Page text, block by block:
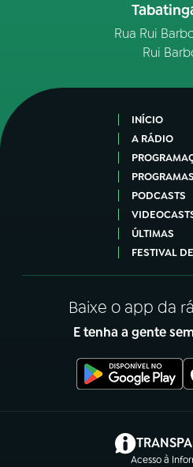
Rua Rui
Rui
INÍCIO
A RÁDIO
PROGRAMAS
PODCASTS
ÚLTIMAS
FESTIVAL
Baixe o app da
E tenha a gente
Acesso à